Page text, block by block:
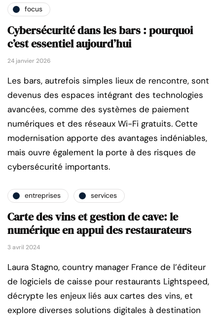
focus
Cybersécurité dans les bars : pourquoi
c’est essentiel aujourd’hui
24 janvier 2026
Les bars, autrefois simples lieux de rencontre, sont
devenus des espaces intégrant des technologies
avancées, comme des systèmes de paiement
numériques et des réseaux Wi-Fi gratuits. Cette
modernisation apporte des avantages indéniables,
mais ouvre également la porte à des risques de
cybersécurité importants.
entreprises services
Carte des vins et gestion de cave: le
numérique en appui des restaurateurs
3 avril 2024
Laura Stagno, country manager France de l’éditeur
de logiciels de caisse pour restaurants Lightspeed,
décrypte les enjeux liés aux cartes des vins, et
explore diverses solutions digitales à destination